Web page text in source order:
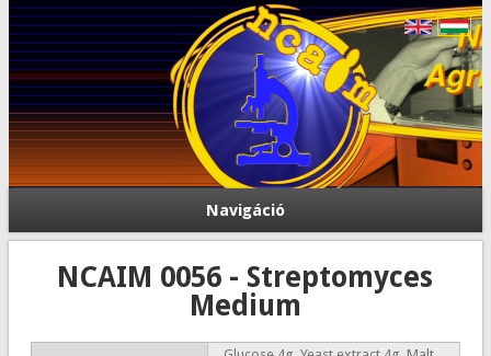
Navigáció
NCAIM 0056 - Streptomyces
Medium